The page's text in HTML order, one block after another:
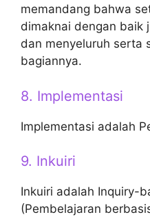
memandang bahwa
dimaknai dengan baik
dan menyeluruh serta
bagiannya.
8. Implementasi
Implementasi adalah
9. Inkuiri
Inkuiri adalah Inquiry-
(Pembelajaran